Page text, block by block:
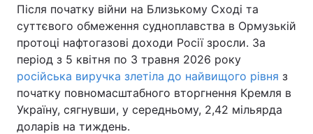
Після початку війни на Близькому Сході та
суттєвого обмеження судноплавства в Ормузькій
протоці нафтогазові доходи Росії зросли. За
період з 5 квітня по 3 травня 2026 року
російська виручка злетіла до найвищого рівня з
початку повномасштабного вторгнення Кремля в
Україну, сягнувши, у середньому, 2,42 мільярда
доларів на тиждень.